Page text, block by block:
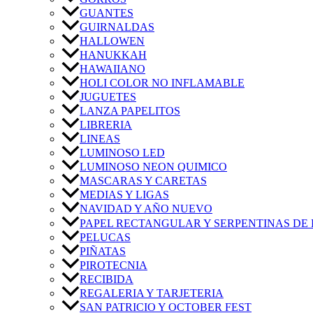
GUANTES
GUIRNALDAS
HALLOWEN
HANUKKAH
HAWAIIANO
HOLI COLOR NO INFLAMABLE
JUGUETES
LANZA PAPELITOS
LIBRERIA
LINEAS
LUMINOSO LED
LUMINOSO NEON QUIMICO
MASCARAS Y CARETAS
MEDIAS Y LIGAS
NAVIDAD Y AÑO NUEVO
PAPEL RECTANGULAR Y SERPENTINAS DE
PELUCAS
PIÑATAS
PIROTECNIA
RECIBIDA
REGALERIA Y TARJETERIA
SAN PATRICIO Y OCTOBER FEST